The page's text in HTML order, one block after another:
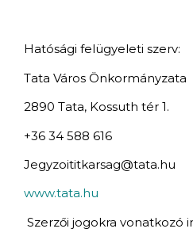
Hatósági felügyeleti szerv:
Tata Város Önkormányzata
2890 Tata, Kossuth tér 1.
+36 34 588 616
Jegyzoititkarsag@tata.hu
www.tata.hu
Szerzői jogokra vonatkozó